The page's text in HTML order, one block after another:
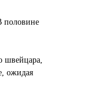
половине
швейцара,
ожидая